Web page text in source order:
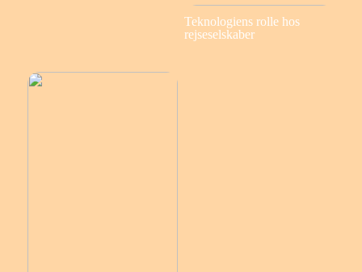
Teknologiens rolle hos
rejseselskaber